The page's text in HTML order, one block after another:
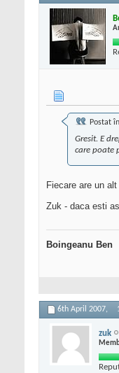
Postat
Gresit. E
care poate
Fiecare are un
Zuk - daca esti
Boingeanu Ben
6th April 2007,
zuk